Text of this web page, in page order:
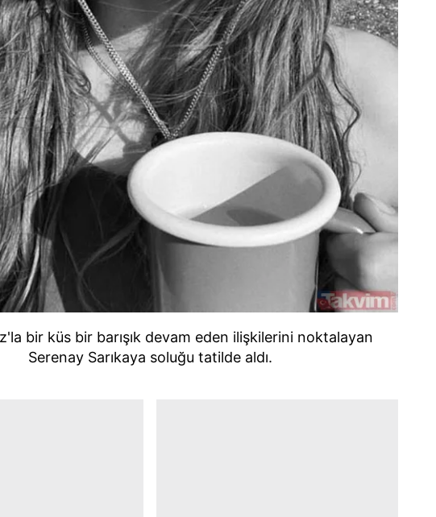
bir küs bir barışık devam eden ilişkilerini noktalayan
Serenay Sarıkaya soluğu tatilde aldı.